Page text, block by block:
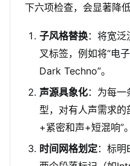
下六项检查，会显著降
子风格替换：将宽
叉标签，例如将“电
Dark Techno”。
声源具象化：为每
型，对有人声需求的
+紧密和声+短混响”。
时间网格划定：标明